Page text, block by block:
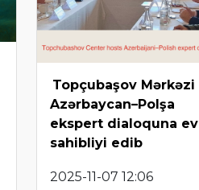
Topçubaşov Mərkəzi
Azərbaycan–Polşa
ekspert dialoquna ev
sahibliyi edib
2025-11-07 12:06